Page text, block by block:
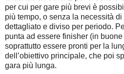
per cui per gare più brevi è
più tempo, o senza la necessità
dettagliato e diviso per periodo.
punta ad essere finisher (in
soprattutto essere pronti per la
dell’obiettivo principale, che poi
gara più lunga.